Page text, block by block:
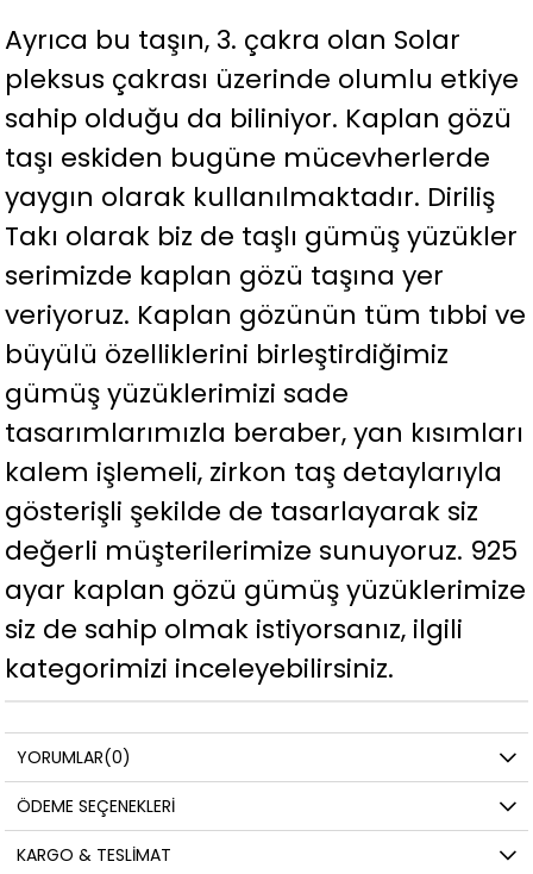
Ayrıca bu taşın, 3. çakra olan Solar
pleksus çakrası üzerinde olumlu etkiye
sahip olduğu da biliniyor. Kaplan gözü
taşı eskiden bugüne mücevherlerde
yaygın olarak kullanılmaktadır. Diriliş
Takı olarak biz de taşlı gümüş yüzükler
serimizde kaplan gözü taşına yer
veriyoruz. Kaplan gözünün tüm tıbbi ve
büyülü özelliklerini birleştirdiğimiz
gümüş yüzüklerimizi sade
tasarımlarımızla beraber, yan kısımları
kalem işlemeli, zirkon taş detaylarıyla
gösterişli şekilde de tasarlayarak siz
değerli müşterilerimize sunuyoruz. 925
ayar kaplan gözü gümüş yüzüklerimize
siz de sahip olmak istiyorsanız, ilgili
kategorimizi inceleyebilirsiniz.
YORUMLAR(0)
ÖDEME SEÇENEKLERI
KARGO & TESLIMAT